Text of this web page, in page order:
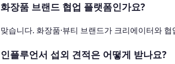
화장품 브랜드 협업 플랫폼인가요?
맞습니다. 화장품·뷰티 브랜드가 크리에이터와
인플루언서 섭외 견적은 어떻게 받나요?